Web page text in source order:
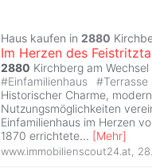
Haus kaufen in 2880
Im Herzen des
2880 Kirchberg am
#Einfamilienhaus #Terrasse
Historischer Charme,
Nutzungsmöglichkeiten
Einfamilienhaus im Herzen
1870 errichtete... [Mehr]
www.immobilienscout24.at